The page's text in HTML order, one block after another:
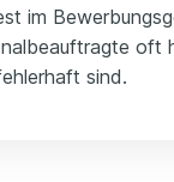
im
oft
sind.